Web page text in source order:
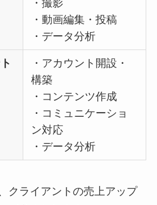
・撮影
・動画編集・投稿
・データ分析
・アカウント開設・
構築
・コンテンツ作成
・コミュニケーショ
ン対応
・データ分析
クライアントの売上アップ